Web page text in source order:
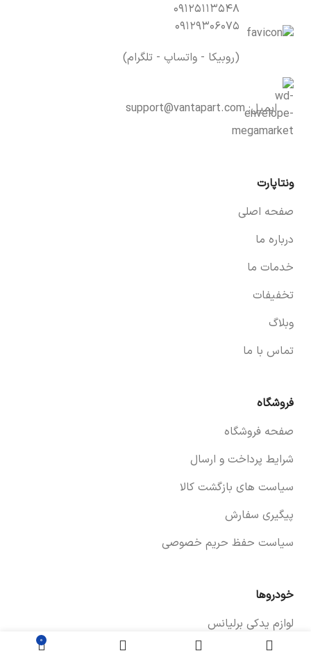
۰۹۱۲۵۱۱۳۵۴۸
۰۹۱۲۹۳۰۶۰۷۵
(روبیکا - واتساپ - تلگرام)
ایمیل:support@vantapart.com
ونتاپارت
صفحه اصلی
درباره ما
خدمات ما
تخفیفات
وبلاگ
تماس با ما
فروشگاه
صفحه فروشگاه
شرایط پرداخت و ارسال
سیاست های بازگشت کالا
پیگیری سفارش
سیاست حفظ حریم خصوصی
خودروها
لوازم یدکی برلیانس
فنر دوشاخ کلاچ
برای اطلاع از قیمت
۰